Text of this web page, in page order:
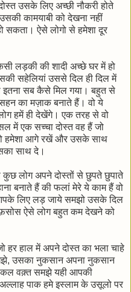
उसके लिए अच्छी नौकरी होते
कामयाबी को देखना नहीं
सकता। ऐसे लोगो से हमेशा दूर
लड़की की शादी अच्छे घर में हो
सहेलियां उससे दिल ही दिल में
सब कैसे मिल गया। बहुत से
का मज़ाक बनाते हैं। वो ये
हमें ही देखेंगे। एक तरह से वो
में एक सच्चा दोस्त वह हैं जो
हमेशा आगे रखें और उसके साथ
साथ दे।
लोग अपने दोस्तों से छुपते छुपाते
बनाते हैं की फलां मेरे ये काम हैं वो
लिए लड़ जाये समझो उसके दिल
ऐसे लोग बहुत कम देखने को
हर हाल में अपने दोस्त का भला चाहे
उसका नुकसान अपना नुकसान
वक़्त समझे यही आपकी
पाक हमे इस्लाम के उसूलो पर